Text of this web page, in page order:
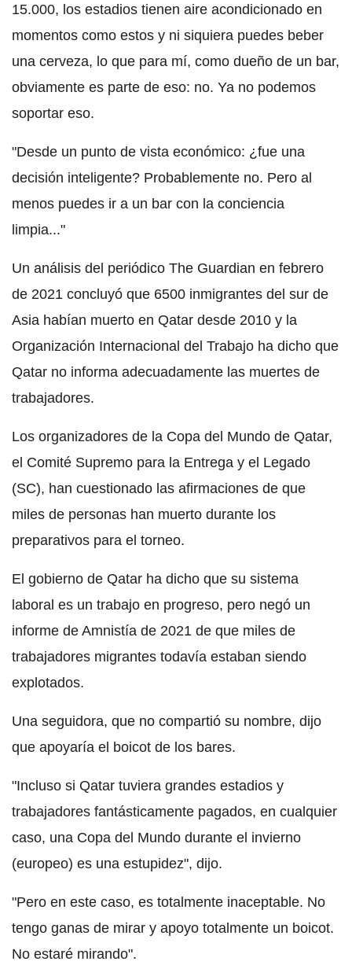
15.000, los estadios tienen aire acondicionado en
momentos como estos y ni siquiera puedes beber
una cerveza, lo que para mí, como dueño de un bar,
obviamente es parte de eso: no. Ya no podemos
soportar eso.
"Desde un punto de vista económico: ¿fue una
decisión inteligente? Probablemente no. Pero al
menos puedes ir a un bar con la conciencia
limpia..."
Un análisis del periódico The Guardian en febrero
de 2021 concluyó que 6500 inmigrantes del sur de
Asia habían muerto en Qatar desde 2010 y la
Organización Internacional del Trabajo ha dicho que
Qatar no informa adecuadamente las muertes de
trabajadores.
Los organizadores de la Copa del Mundo de Qatar,
el Comité Supremo para la Entrega y el Legado
(SC), han cuestionado las afirmaciones de que
miles de personas han muerto durante los
preparativos para el torneo.
El gobierno de Qatar ha dicho que su sistema
laboral es un trabajo en progreso, pero negó un
informe de Amnistía de 2021 de que miles de
trabajadores migrantes todavía estaban siendo
explotados.
Una seguidora, que no compartió su nombre, dijo
que apoyaría el boicot de los bares.
"Incluso si Qatar tuviera grandes estadios y
trabajadores fantásticamente pagados, en cualquier
caso, una Copa del Mundo durante el invierno
(europeo) es una estupidez", dijo.
"Pero en este caso, es totalmente inaceptable. No
tengo ganas de mirar y apoyo totalmente un boicot.
No estaré mirando".